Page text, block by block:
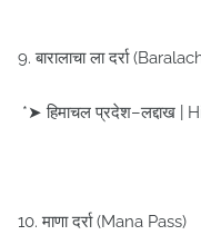
9. बारालाचा ला दर्रा
*➤ हिमाचल प्रदेश–लद्दाख
10. माणा दर्रा (Mana Pass)